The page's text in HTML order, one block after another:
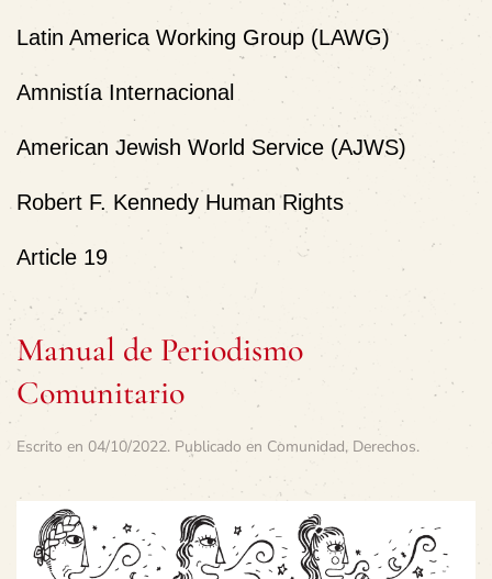
Latin America Working Group (LAWG)
Amnistía Internacional
American Jewish World Service (AJWS)
Robert F. Kennedy Human Rights
Article 19
Manual de Periodismo
Comunitario
Escrito en 04/10/2022. Publicado en Comunidad, Derechos.